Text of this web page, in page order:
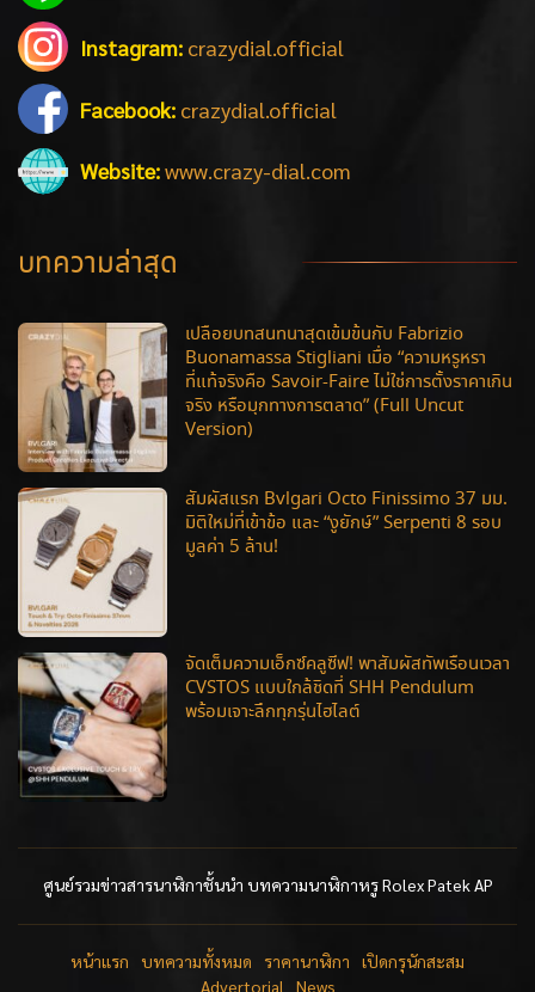
Instagram: crazydial.official
Facebook: crazydial.official
Website:www.crazy-dial.com
บทความล่าสุด
เปลือยบทสนทนาสุดเข้มข้นกับ Fabrizio
Buonamassa Stigliani เมื่อ “ความหรูหรา
ที่แท้จริงคือ Savoir-Faire ไม่ใช่การตั้งราคาเกิน
จริง หรือมุกทางการตลาด” (Full Uncut
Version)
สัมผัสแรก Bvlgari Octo Finissimo 37 มม.
มิติใหม่ที่เข้าข้อ และ “งูยักษ์” Serpenti 8 รอบ
มูลค่า 5 ล้าน!
จัดเต็มความเอ็กซ์คลูซีฟ! พาสัมผัสทัพเรือนเวลา
CVSTOS แบบใกล้ชิดที่ SHH Pendulum
พร้อมเจาะลึกทุกรุ่นไฮไลต์
ศูนย์รวมข่าวสารนาฬิกาชั้นนำ บทความนาฬิกาหรู Rolex Patek AP
หน้าแรก บทความทั้งหมด ราคานาฬิกา
เปิดกรุนักสะสม
Advertorial
News